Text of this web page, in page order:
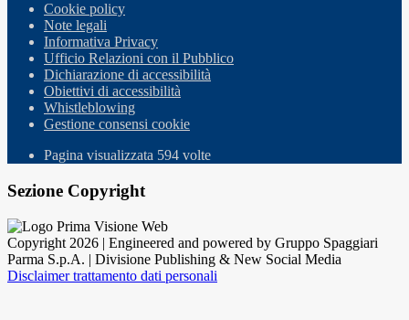
Cookie policy
Note legali
Informativa Privacy
Ufficio Relazioni con il Pubblico
Dichiarazione di accessibilità
Obiettivi di accessibilità
Whistleblowing
Gestione consensi cookie
Pagina visualizzata 594 volte
Sezione Copyright
Copyright 2026 | Engineered and powered by Gruppo Spaggiari
Parma S.p.A. | Divisione Publishing & New Social Media
Disclaimer trattamento dati personali